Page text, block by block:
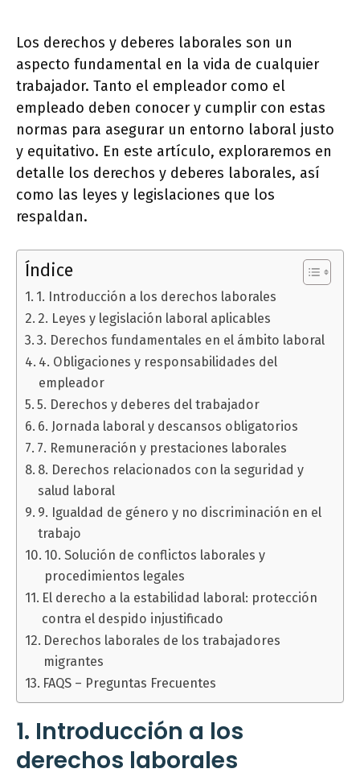
Los derechos y deberes laborales son un
aspecto fundamental en la vida de cualquier
trabajador. Tanto el empleador como el
empleado deben conocer y cumplir con estas
normas para asegurar un entorno laboral justo
y equitativo. En este artículo, exploraremos en
detalle los derechos y deberes laborales, así
como las leyes y legislaciones que los
respaldan.
Índice
1. Introducción a los derechos laborales
2. Leyes y legislación laboral aplicables
3. Derechos fundamentales en el ámbito laboral
4. Obligaciones y responsabilidades del
empleador
5. Derechos y deberes del trabajador
6. Jornada laboral y descansos obligatorios
7. Remuneración y prestaciones laborales
8. Derechos relacionados con la seguridad y
salud laboral
9. Igualdad de género y no discriminación en el
trabajo
10. Solución de conflictos laborales y
procedimientos legales
El derecho a la estabilidad laboral: protección
contra el despido injustificado
Derechos laborales de los trabajadores
migrantes
FAQS – Preguntas Frecuentes
1. Introducción a los
derechos laborales